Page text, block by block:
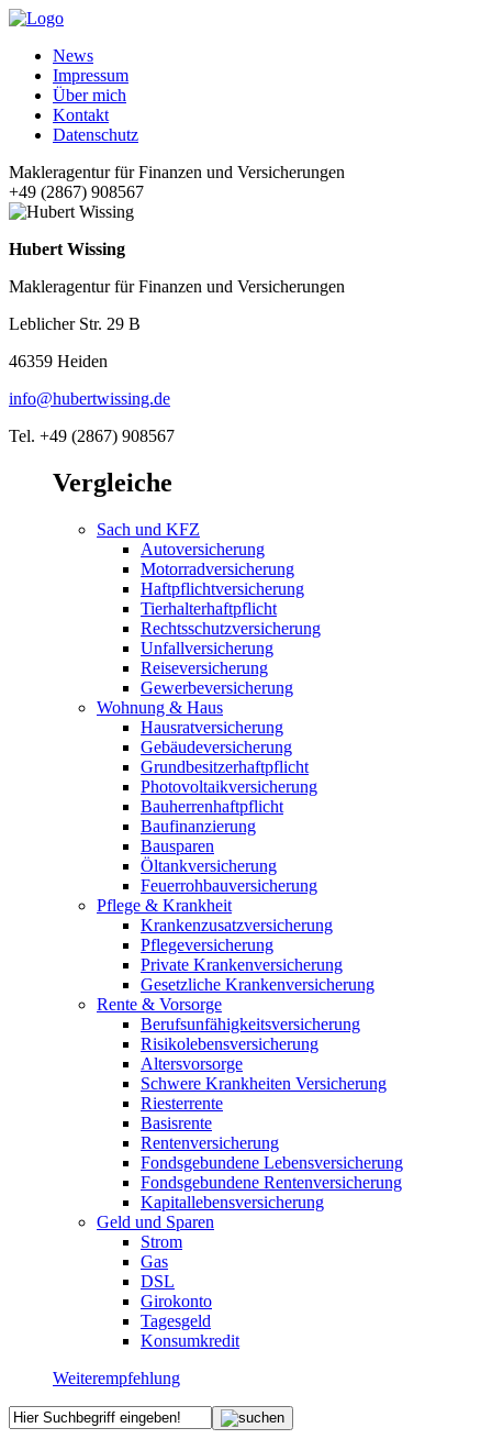
News
Impressum
Über mich
Kontakt
Datenschutz
Makleragentur für Finanzen und Versicherungen
+49 (2867) 908567
Hubert Wissing
Makleragentur für Finanzen und Versicherungen
Leblicher Str. 29 B
46359 Heiden
info@hubertwissing.de
Tel. +49 (2867) 908567
Vergleiche
Sach und KFZ
Autoversicherung
Motorradversicherung
Haftpflichtversicherung
Tierhalterhaftpflicht
Rechtsschutzversicherung
Unfallversicherung
Reiseversicherung
Gewerbeversicherung
Wohnung & Haus
Hausratversicherung
Gebäudeversicherung
Grundbesitzerhaftpflicht
Photovoltaikversicherung
Bauherrenhaftpflicht
Baufinanzierung
Bausparen
Öltankversicherung
Feuerrohbauversicherung
Pflege & Krankheit
Krankenzusatzversicherung
Pflegeversicherung
Private Krankenversicherung
Gesetzliche Krankenversicherung
Rente & Vorsorge
Berufs­unfähigkeitsversicherung
Risikolebensversicherung
Altersvorsorge
Schwere Krankheiten Versicherung
Riesterrente
Basisrente
Rentenversicherung
Fondsgebundene Lebensversicherung
Fondsgebundene Rentenversicherung
Kapitallebensversicherung
Geld und Sparen
Strom
Gas
DSL
Girokonto
Tagesgeld
Konsumkredit
Weiterempfehlung